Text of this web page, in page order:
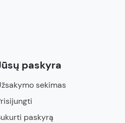
paskyra
sekimas
paskyrą